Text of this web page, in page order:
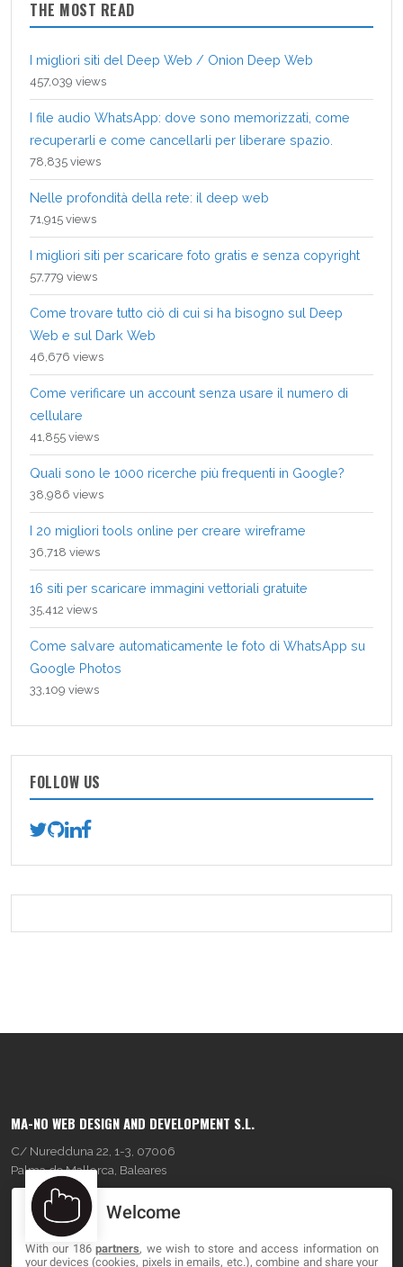
THE MOST READ
I migliori siti del Deep Web / Onion Deep Web
457,039 views
I file audio WhatsApp: dove sono memorizzati, come
recuperarli e come cancellarli per liberare spazio.
78,835 views
Nelle profondità della rete: il deep web
71,915 views
I migliori siti per scaricare foto gratis e senza copyright
57,779 views
Come trovare tutto ciò di cui si ha bisogno sul Deep
Web e sul Dark Web
46,676 views
Come verificare un account senza usare il numero di
cellulare
41,855 views
Quali sono le 1000 ricerche più frequenti in Google?
38,986 views
I 20 migliori tools online per creare wireframe
36,718 views
16 siti per scaricare immagini vettoriali gratuite
35,412 views
Come salvare automaticamente le foto di WhatsApp su
Google Photos
33,109 views
FOLLOW US
MA-NO WEB DESIGN AND DEVELOPMENT S.L.
C/ Nuredduna 22, 1-3, 07006
Palma de Mallorca, Baleares
OUR COMPANY
About
Welcome
With our 186partners, we wish to store and access information on
your devices (cookies, pixels in emails, etc.), combine and share your